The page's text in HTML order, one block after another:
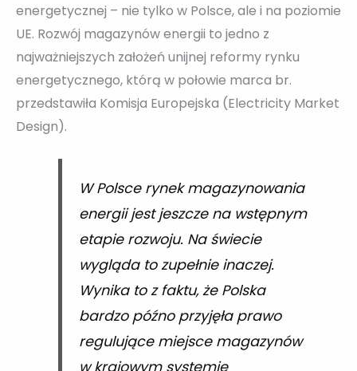
energetycznej – nie tylko w Polsce, ale i na poziomie
UE. Rozwój magazynów energii to jedno z
najważniejszych założeń unijnej reformy rynku
energetycznego, którą w połowie marca br.
przedstawiła Komisja Europejska (Electricity Market
Design).
W Polsce rynek magazynowania
energii jest jeszcze na wstępnym
etapie rozwoju. Na świecie
wygląda to zupełnie inaczej.
Wynika to z faktu, że Polska
bardzo późno przyjęła prawo
regulujące miejsce magazynów